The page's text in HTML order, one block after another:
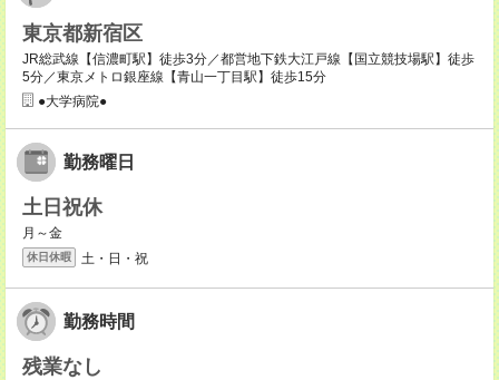
東京都新宿区
JR総武線【信濃町駅】徒歩3分／都営地下鉄大江戸線【国立競技場駅】徒歩
5分／東京メトロ銀座線【青山一丁目駅】徒歩15分
●大学病院●
勤務曜日
土日祝休
月～金
休日休暇 土・日・祝
勤務時間
残業なし